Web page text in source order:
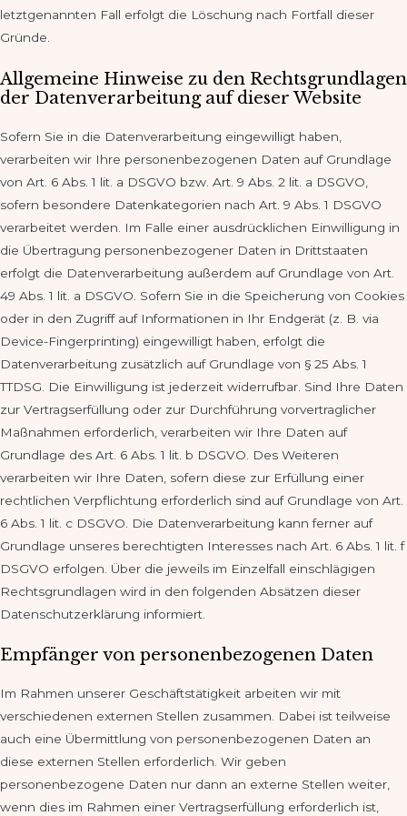
letztgenannten Fall erfolgt die Löschung nach Fortfall dieser
Gründe.
Allgemeine Hinweise zu den Rechtsgrundlagen
der Datenverarbeitung auf dieser Website
Sofern Sie in die Datenverarbeitung eingewilligt haben,
verarbeiten wir Ihre personenbezogenen Daten auf Grundlage
von Art. 6 Abs. 1 lit. a DSGVO bzw. Art. 9 Abs. 2 lit. a DSGVO,
sofern besondere Datenkategorien nach Art. 9 Abs. 1 DSGVO
verarbeitet werden. Im Falle einer ausdrücklichen Einwilligung in
die Übertragung personenbezogener Daten in Drittstaaten
erfolgt die Datenverarbeitung außerdem auf Grundlage von Art.
49 Abs. 1 lit. a DSGVO. Sofern Sie in die Speicherung von Cookies
oder in den Zugriff auf Informationen in Ihr Endgerät (z. B. via
Device-Fingerprinting) eingewilligt haben, erfolgt die
Datenverarbeitung zusätzlich auf Grundlage von § 25 Abs. 1
TTDSG. Die Einwilligung ist jederzeit widerrufbar. Sind Ihre Daten
zur Vertragserfüllung oder zur Durchführung vorvertraglicher
Maßnahmen erforderlich, verarbeiten wir Ihre Daten auf
Grundlage des Art. 6 Abs. 1 lit. b DSGVO. Des Weiteren
verarbeiten wir Ihre Daten, sofern diese zur Erfüllung einer
rechtlichen Verpflichtung erforderlich sind auf Grundlage von Art.
6 Abs. 1 lit. c DSGVO. Die Datenverarbeitung kann ferner auf
Grundlage unseres berechtigten Interesses nach Art. 6 Abs. 1 lit. f
DSGVO erfolgen. Über die jeweils im Einzelfall einschlägigen
Rechtsgrundlagen wird in den folgenden Absätzen dieser
Datenschutzerklärung informiert.
Empfänger von personenbezogenen Daten
Im Rahmen unserer Geschäftstätigkeit arbeiten wir mit
verschiedenen externen Stellen zusammen. Dabei ist teilweise
auch eine Übermittlung von personenbezogenen Daten an
diese externen Stellen erforderlich. Wir geben
personenbezogene Daten nur dann an externe Stellen weiter,
wenn dies im Rahmen einer Vertragserfüllung erforderlich ist,